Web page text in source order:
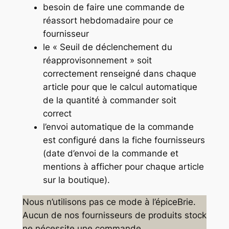
besoin de faire une commande de
réassort hebdomadaire pour ce
fournisseur
le « Seuil de déclenchement du
réapprovisonnement » soit
correctement renseigné dans chaque
article pour que le calcul automatique
de la quantité à commander soit
correct
l’envoi automatique de la commande
est configuré dans la fiche fournisseurs
(date d’envoi de la commande et
mentions à afficher pour chaque article
sur la boutique).
Nous n’utilisons pas ce mode à l’épiceBrie.
Aucun de nos fournisseurs de produits stock